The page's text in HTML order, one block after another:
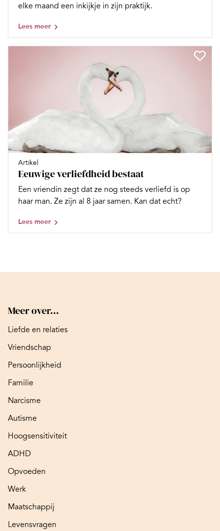
elke maand een inkijkje in zijn praktijk.
Lees meer
Artikel
Eeuwige verliefdheid bestaat
Een vriendin zegt dat ze nog steeds verliefd is op
haar man. Ze zijn al 8 jaar samen. Kan dat echt?
Lees meer
Meer over...
Liefde en relaties
Vriendschap
Persoonlijkheid
Familie
Narcisme
Autisme
Hoogsensitiviteit
ADHD
Opvoeden
Werk
Maatschappij
Levensvragen